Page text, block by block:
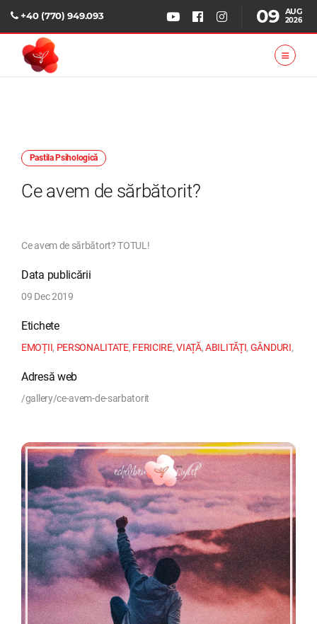
+40 (770) 949.093 09 AUG
2026
Pastila Psihologică
Ce avem de sărbătorit?
Ce avem de sărbătort? TOTUL!
Data publicării
09 Dec 2019
Etichete
EMOȚII, PERSONALITATE, FERICIRE,VIAȚĂ,ABILITĂȚI, GÂNDURI,
Adresă web
/gallery/ce-avem-de-sarbatorit